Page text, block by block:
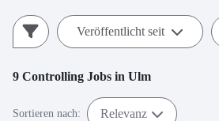
Veröffentlicht seit
9 Controlling Jobs in Ulm
Sortieren nach: Relevanz